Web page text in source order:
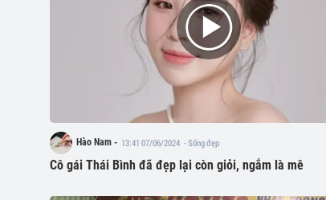
Hào Nam - 13:41 07/06/2024 - Sống đẹp
Cô gái Thái Bình đã đẹp lại còn giỏi, ngắm là mê